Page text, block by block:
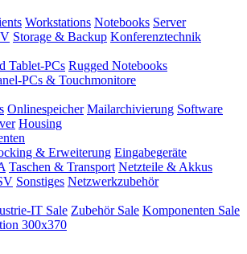
Workstations Notebooks Server
Storage & Backup Konferenztechnik
Tablet-PCs Rugged Notebooks
PCs & Touchmonitore
Onlinespeicher Mailarchivierung Software
Housing
& Erweiterung Eingabegeräte
Taschen & Transport Netzteile & Akkus
Sonstiges Netzwerkzubehör
IT Sale Zubehör Sale Komponenten Sale